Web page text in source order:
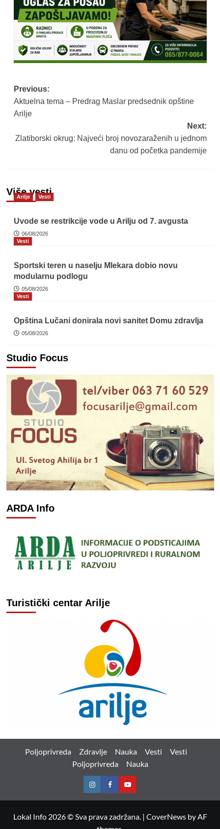
Post
navigation
Previous:
Aktuelna tema – Predrag Maslar predsednik opštine
Arilje
Next:
Zlatiborski okrug: Najveći broj novozaraženih u jednom
danu od početka pandemije
Više vesti
Arilje Vesti
Uvode se restrikcije vode u Arilju od 7. avgusta
06/08/2026
Vesti
Sportski teren u naselju Mlekara dobio novu
modularnu podlogu
05/08/2026
Vesti
Opština Lučani donirala novi sanitet Domu zdravlja
05/08/2026
Studio Focus
ARDA Info
Turistički centar Arilje
Poljoprivreda Zdravlje Nauka Vesti
Vesti
Poljoprivreda
Nauka
InstagramFacebookYoutube
Lokal Info 2026 © Sva prava zadržana. | CoverNewsby AF